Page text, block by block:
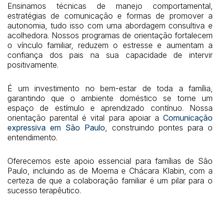
Ensinamos técnicas de manejo comportamental,
estratégias de comunicação e formas de promover a
autonomia, tudo isso com uma abordagem consultiva e
acolhedora. Nossos programas de orientação fortalecem
o vínculo familiar, reduzem o estresse e aumentam a
confiança dos pais na sua capacidade de intervir
positivamente.
É um investimento no bem-estar de toda a família,
garantindo que o ambiente doméstico se torne um
espaço de estímulo e aprendizado contínuo. Nossa
orientação parental é vital para apoiar a Comunicação
expressiva em São Paulo , construindo pontes para o
entendimento.
Oferecemos este apoio essencial para famílias de São
Paulo, incluindo as de Moema e Chácara Klabin, com a
certeza de que a colaboração familiar é um pilar para o
sucesso terapêutico.